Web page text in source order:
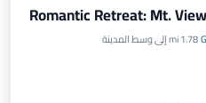
Romantic Retreat: Mt.
1.78 mi إلى وسط المدينةموقف سيارات